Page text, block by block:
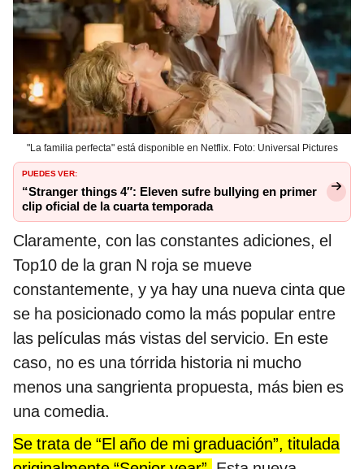
"La familia perfecta" está disponible en Netflix. Foto: Universal Pictures
PUEDES VER:
“Stranger things 4″: Eleven sufre bullying en primer
clip oficial de la cuarta temporada
Claramente, con las constantes adiciones, el
Top10 de la gran N roja se mueve
constantemente, y ya hay una nueva cinta que
se ha posicionado como la más popular entre
las películas más vistas del servicio. En este
caso, no es una tórrida historia ni mucho
menos una sangrienta propuesta, más bien es
una comedia.
Se trata de “El año de mi graduación”, titulada